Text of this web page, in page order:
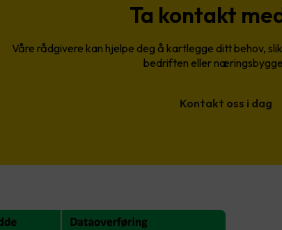
Ta kontakt
Våre rådgivere kan hjelpe deg å kartlegge ditt behov,
bedriften eller
Kontakt oss i dag